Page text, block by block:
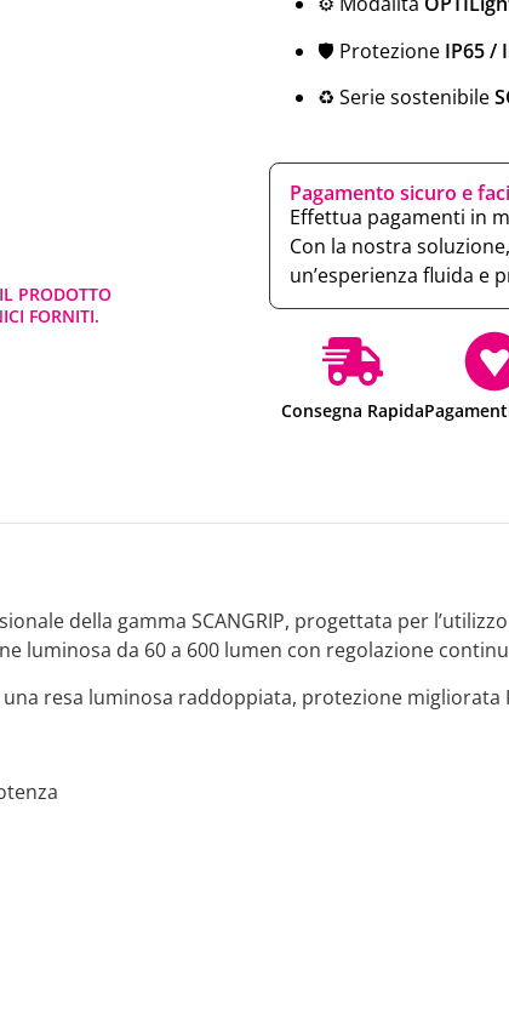
PRODOTTO
FORNITI.
🛡️ Protezione IP65 /
♻️ Serie sostenibile
Pagamento sicuro e
Effettua pagamenti in
Con la nostra
un’esperienza fluida e
Consegna Rapida
della gamma SCANGRIP, progettata per
luminosa da 60 a 600 lumen con regolazione
resa luminosa raddoppiata, protezione